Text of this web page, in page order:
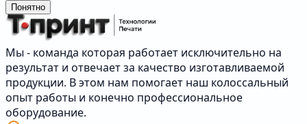
Понятно
Мы - команда которая работает исключительно на
результат и отвечает за качество изготавливаемой
продукции. В этом нам помогает наш колоссальный
опыт работы и конечно профессиональное
оборудование.